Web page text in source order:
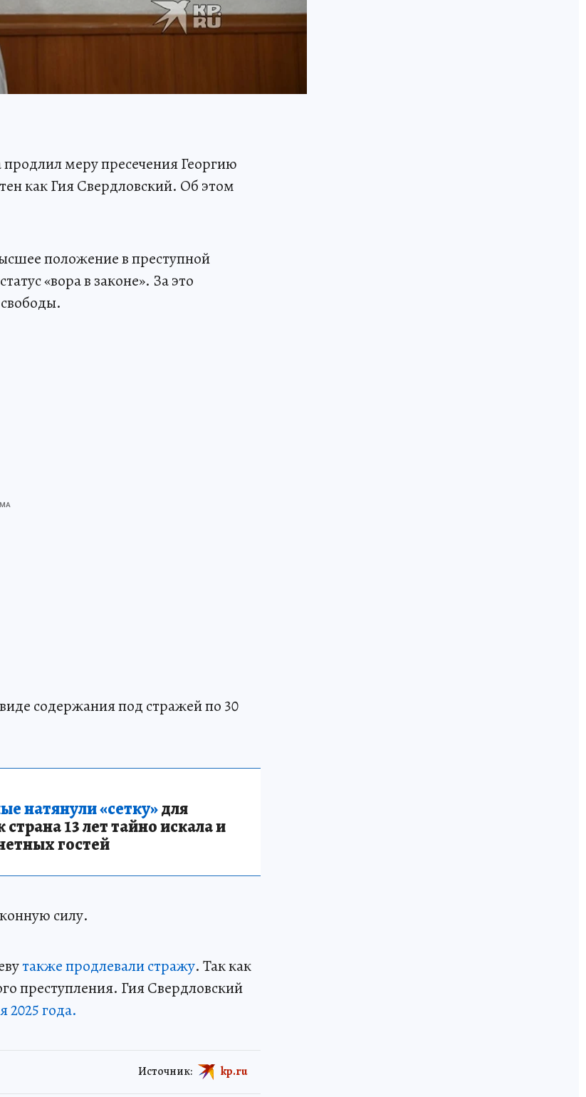
меру пресечения Георгию
как Гия Свердловский. Об этом
положение в преступной
«вора в законе». За это
содержания под стражей по 30
натянули «сетку»для
13 лет тайно искала и
гостей
силу.
также продлевали стражу. Так как
преступления. Гия Свердловский
2025 года.
Источник: kp.ru